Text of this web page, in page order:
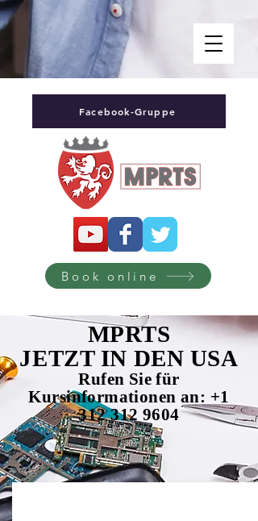
Facebook-Gruppe
Book online
MPRTS
JETZT IN DEN USA
Rufen Sie für
Kursinformationen an: +1
312 312 9604